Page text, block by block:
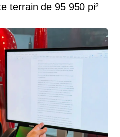
terrain de 95 950 pi²